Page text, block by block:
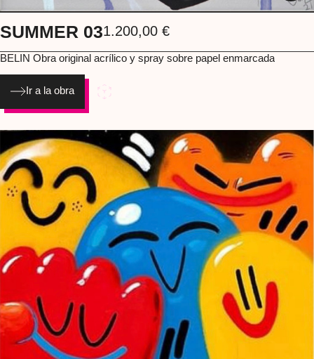
SUMMER 031.200,00 €
BELIN Obra original acrílico y spray sobre papel enmarcada
Ir a la obra